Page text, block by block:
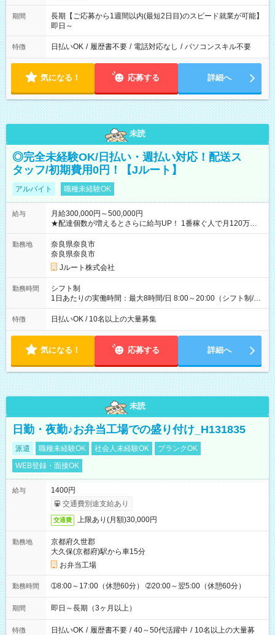
期間
長期【ご応募から1週間以内(最短2日目)のスピード就業が可能】
即日～
特徴 日払いOK / 履歴書不要 / 電話対応なし / パソコンスキル不要
気になる！ 応募する 詳細へ
未読
◎完全未経験OK/日払い・週払い対応！配送ス
タッフ/初期費用0円！【Jルート】
アルバイト 職種未経験OK
給与
月給300,000円～500,000円
★配達個数が増えるとさらに給与UP！ 1番稼ぐ人で月120万ほ
ど！ ・主要都市エリア 月収55万円／週5日稼働 月収65万~112
万円／週6日稼働 ・地方郊外エリア 月収40万円／週5日稼働 月
収40万円~50万円／週6日稼働 ＜モデルイメージ＞ ■月収50万
円 (27歳男性/江東区在住)※元建築関係 1日150個配達×25日勤務
(日休み) ■月収80万円(43歳男性/墨田区在住)※元営業 1日200個
勤務地
奈良県奈良市
奈良県奈良市
Jルート株式会社
勤務時間
シフト制
1日あたりの実働時間：最大8時間/日 8:00～20:00（シフト制/実
働8時間） ※週5日勤務（場所次第では週4も有り） ※配達状況
によって時間外での勤務可能性有り ※案件により多少の前後あ
特徴 日払いOK / 10名以上の大量募集
気になる！ 応募する 詳細へ
未読
日勤・夜勤♪お弁当工場での盛り付け_H131835
派遣 職種未経験OK 社会人未経験OK
ブランクOK
WEB登録・面接OK
給与
1400円
交通費別途支給あり
交通費 上限あり(月額)30,000円
勤務地
京都府久世郡
大久保(京都府)駅から車15分
お弁当工場
勤務時間 ➀8:00～17:00（休憩60分） ➁20:00～翌5:00（休憩60分）
期間 即日～長期（3ヶ月以上）
特徴 日払いOK / 履歴書不要 / 40～50代活躍中 / 10名以上の大量募